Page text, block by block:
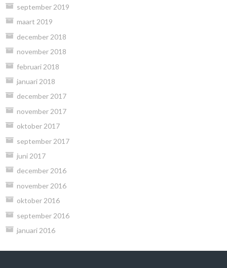
september 2019
maart 2019
december 2018
november 2018
februari 2018
januari 2018
december 2017
november 2017
oktober 2017
september 2017
juni 2017
december 2016
november 2016
oktober 2016
september 2016
januari 2016